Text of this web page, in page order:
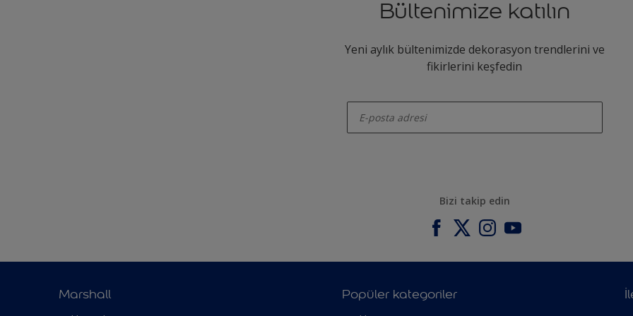
Bültenimize katılın
Yeni aylık bültenimizde dekorasyon trendlerini ve
fikirlerini keşfedin
Bizi takip edin
Marshall Popüler kategoriler